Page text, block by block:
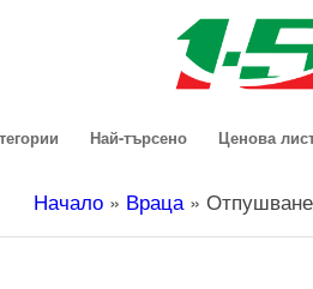
Най-търсено Ценова
Начало» Враца»